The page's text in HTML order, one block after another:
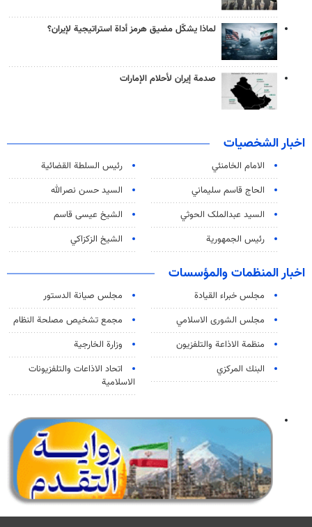
لماذا يشكّل مضيق هرمز أداة استراتيجية لإيران؟
صدمة إيران لأحلام الإمارات
اخبار الشخصيات
الامام الخامنئي
رئیس السلطة القضائیة
الحاج قاسم سليماني
السيد حسن نصرالله
السید عبدالملک الحوثي
الشيخ عيسى قاسم
رئيس الجمهورية
الشيخ الزكزاكي
اخبار المنظمات والمؤسسات
مجلس خبراء القيادة
مجلس صيانة الدستور
مجلس الشورى الاسلامي
مجمع تشخيص مصلحة النظام
منظمة الاذاعة والتلفزیون
وزارة الخارجية
البنك المركزي
اتحاد الاذاعات والتلفزيونات
الاسلامية